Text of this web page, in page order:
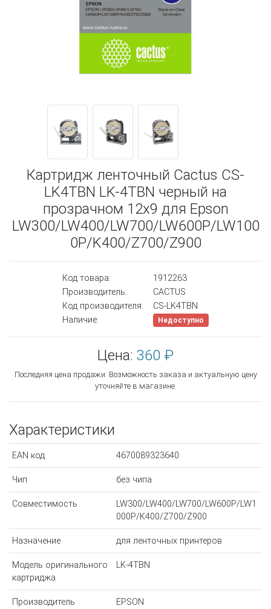
Картридж ленточный Cactus CS-
LK4TBN LK-4TBN черный на
прозрачном 12x9 для Epson
LW300/LW400/LW700/LW600P/LW100
0P/K400/Z700/Z900
Код товара:
1912263
Производитель:
CACTUS
Код производителя:
CS-LK4TBN
Наличие:
Недоступно
Цена: 360 ₽
Последняя цена продажи. Возможность заказа и актуальную цену
уточняйте в магазине.
Характеристики
EAN код 4670089323640
Чип без чипа
Совместимость
LW300/LW400/LW700/LW600P/LW1
000P/K400/Z700/Z900
Назначение для ленточных принтеров
Модель оригинального
картриджа
LK-4TBN
Производитель
EPSON